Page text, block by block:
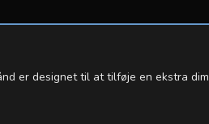
er designet til at tilføje en ekstra